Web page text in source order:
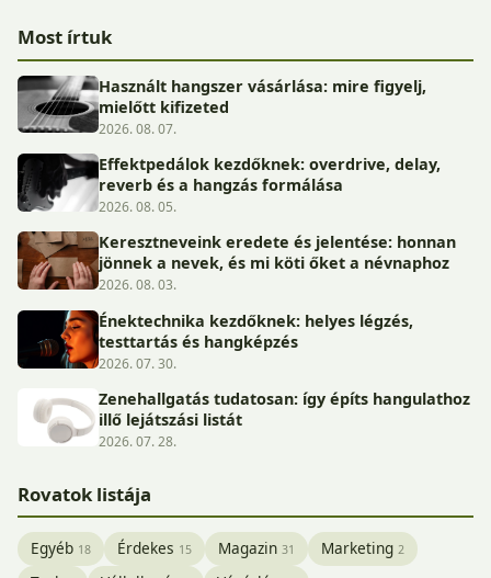
Most írtuk
Használt hangszer vásárlása: mire figyelj,
mielőtt kifizeted
2026. 08. 07.
Effektpedálok kezdőknek: overdrive, delay,
reverb és a hangzás formálása
2026. 08. 05.
Keresztneveink eredete és jelentése: honnan
jönnek a nevek, és mi köti őket a névnaphoz
2026. 08. 03.
Énektechnika kezdőknek: helyes légzés,
testtartás és hangképzés
2026. 07. 30.
Zenehallgatás tudatosan: így építs hangulathoz
illő lejátszási listát
2026. 07. 28.
Rovatok listája
Egyéb 18 Érdekes 15 Magazin 31 Marketing 2